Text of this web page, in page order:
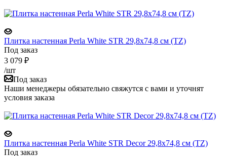
Плитка настенная Perla White STR 29,8x74,8 см (TZ)
Под заказ
3 079 ₽
/шт
Под заказ
Наши менеджеры обязательно свяжутся с вами и уточнят
условия заказа
Плитка настенная Perla White STR Decor 29,8x74,8 см (TZ)
Под заказ